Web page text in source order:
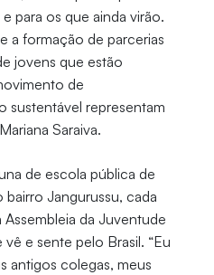
para os que ainda virão.
a formação de parcerias
jovens que estão
de
sustentável representam
Saraiva.
de escola pública de
Jangurussu, cada
da Juventude
e sente pelo Brasil. “Eu
antigos colegas, meus